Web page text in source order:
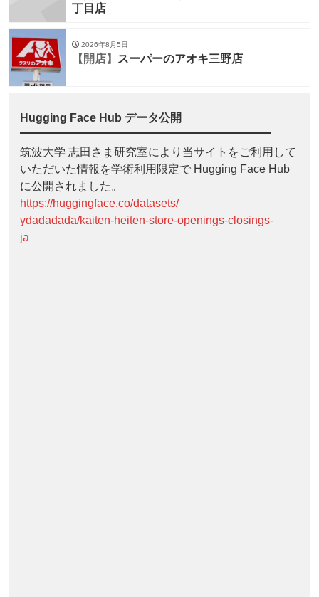
丁目店
2026年8月5日
【開店】 スーパーのアオキ三野店
Hugging Face Hub データ公開
筑波大学 志田さま研究室により当サイトをご利用して
いただいた情報を学術利用限定で Hugging Face Hub
に公開されました。
https://huggingface.co/datasets/
ydadadada/kaiten-heiten-store-openings-closings-
ja